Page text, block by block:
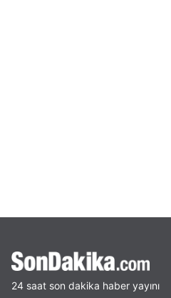
24 saat son dakika haber yayını